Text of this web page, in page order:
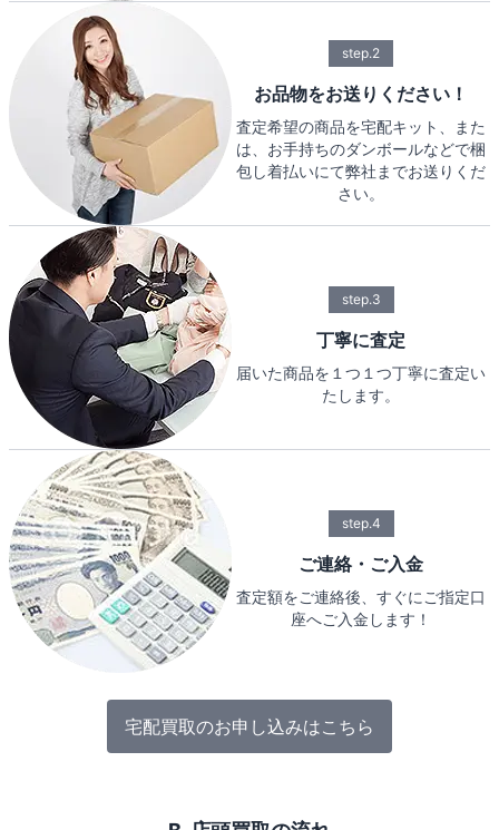
step.2
お品物をお送りください！
査定希望の商品を宅配キット、また
は、お手持ちのダンボールなどで梱
包し着払いにて弊社までお送りくだ
さい。
step.3
丁寧に査定
届いた商品を１つ１つ丁寧に査定い
たします。
step.4
ご連絡・ご入金
査定額をご連絡後、すぐにご指定口
座へご入金します！
宅配買取のお申し込みはこちら